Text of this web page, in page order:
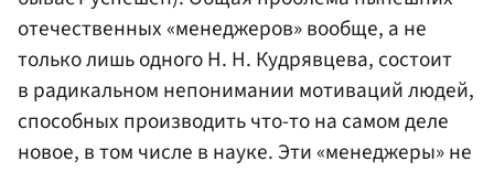
отечественных «менеджеров» вообще, а не
только лишь одного Н. Н. Кудрявцева, состоит
в радикальном непонимании мотиваций людей,
способных производить что-то на самом деле
новое, в том числе в науке. Эти «менеджеры» не